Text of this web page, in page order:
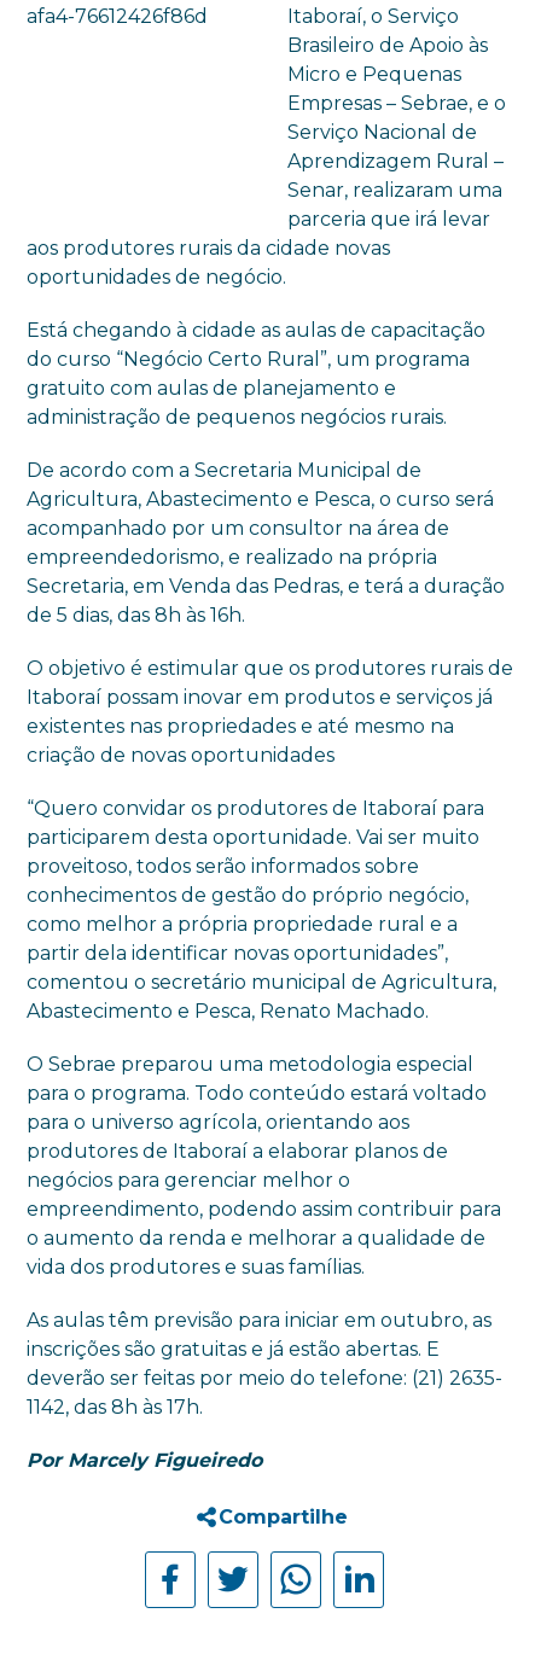
Itaboraí, o Serviço
Brasileiro de Apoio às
Micro e Pequenas
Empresas – Sebrae, e o
Serviço Nacional de
Aprendizagem Rural –
Senar, realizaram uma
parceria que irá levar
aos produtores rurais da cidade novas
oportunidades de negócio.
Está chegando à cidade as aulas de capacitação
do curso “Negócio Certo Rural”, um programa
gratuito com aulas de planejamento e
administração de pequenos negócios rurais.
De acordo com a Secretaria Municipal de
Agricultura, Abastecimento e Pesca, o curso será
acompanhado por um consultor na área de
empreendedorismo, e realizado na própria
Secretaria, em Venda das Pedras, e terá a duração
de 5 dias, das 8h às 16h.
O objetivo é estimular que os produtores rurais de
Itaboraí possam inovar em produtos e serviços já
existentes nas propriedades e até mesmo na
criação de novas oportunidades
“Quero convidar os produtores de Itaboraí para
participarem desta oportunidade. Vai ser muito
proveitoso, todos serão informados sobre
conhecimentos de gestão do próprio negócio,
como melhor a própria propriedade rural e a
partir dela identificar novas oportunidades”,
comentou o secretário municipal de Agricultura,
Abastecimento e Pesca, Renato Machado.
O Sebrae preparou uma metodologia especial
para o programa. Todo conteúdo estará voltado
para o universo agrícola, orientando aos
produtores de Itaboraí a elaborar planos de
negócios para gerenciar melhor o
empreendimento, podendo assim contribuir para
o aumento da renda e melhorar a qualidade de
vida dos produtores e suas famílias.
As aulas têm previsão para iniciar em outubro, as
inscrições são gratuitas e já estão abertas. E
deverão ser feitas por meio do telefone: (21) 2635-
1142, das 8h às 17h.
Por Marcely Figueiredo
Compartilhe